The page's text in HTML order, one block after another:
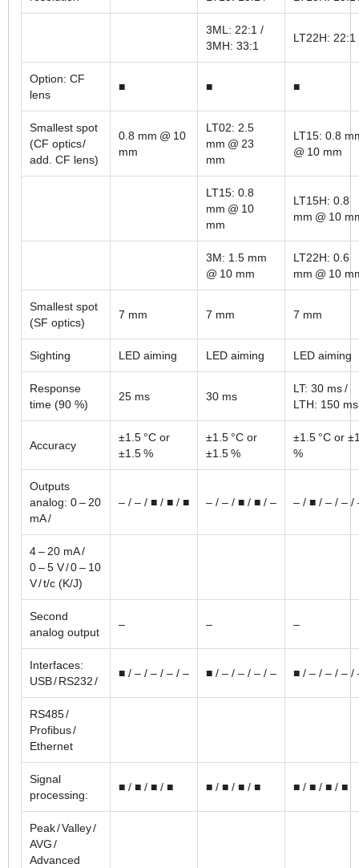
3ML: 22:1 /
3MH: 33:1
LT22H: 22:1
Option: CF
lens
■ ■ ■
Smallest spot
(CF optics /
add. CF lens)
0.8 mm @ 10
mm
LT02: 2.5
mm @ 23
mm
LT15: 0.8
@ 10 mm
LT15: 0.8
mm @ 10
mm
LT15H: 0.8
mm @ 10
3M: 1.5 mm
@ 10 mm
LT22H: 0.6
mm @ 10
Smallest spot
(SF optics)
7 mm 7 mm 7 mm
Sighting LED aiming LED aiming LED aiming
Response
time (90 %)
25 ms 30 ms
LT: 30 ms /
LTH: 150 ms
Accuracy
±1.5 °C or
±1.5 %
±1.5 °C or
±1.5 %
±1.5 °C or
%
Outputs
analog: 0 – 20
mA /
– / – / ■ / ■ / ■ – / – / ■ / ■ / – – / ■ / – / – /
4 – 20 mA /
0 – 5 V / 0 – 10
V / t/c (K/J)
Second
analog output
– – –
Interfaces:
USB / RS232 /
■ / – / – / – / – ■ / – / – / – / – ■ / – / – / – /
RS485 /
Profibus /
Ethernet
Signal
processing:
■ / ■ / ■ / ■ ■ / ■ / ■ / ■ ■ / ■ / ■ / ■
Peak / Valley /
AVG /
Advanced